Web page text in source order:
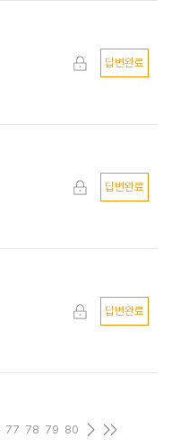
답변완료
답변완료
답변완료
77 78 79 80